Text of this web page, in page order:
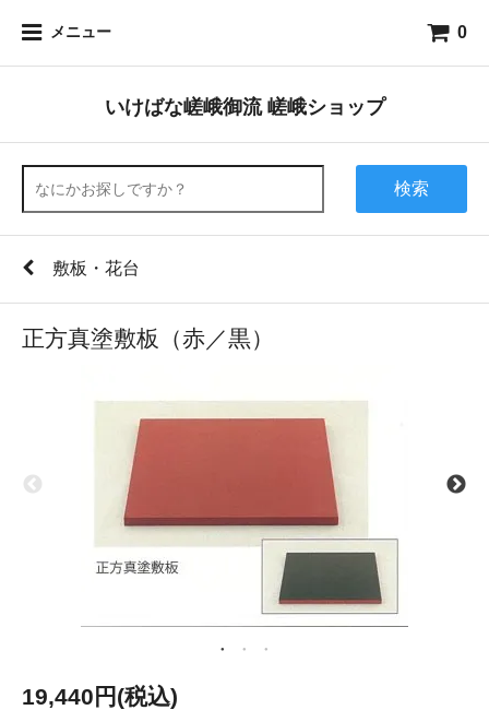
メニュー 0
いけばな嵯峨御流 嵯峨ショップ
検索
敷板・花台
正方真塗敷板（赤／黒）
19,440円(税込)